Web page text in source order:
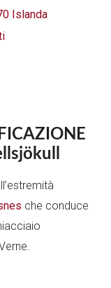
Islanda
che conduce